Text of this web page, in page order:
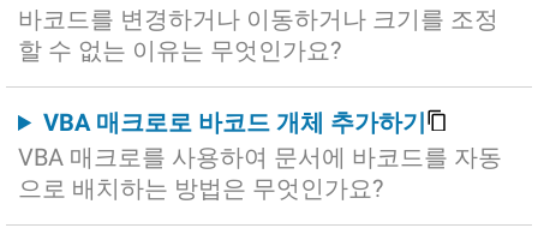
바코드를 변경하거나 이동하거나 크기를 조정
할 수 없는 이유는 무엇인가요?
VBA 매크로로 바코드 개체 추가하기
VBA 매크로를 사용하여 문서에 바코드를 자동
으로 배치하는 방법은 무엇인가요?